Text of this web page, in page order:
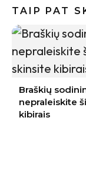
TAIP PAT
Braškių
nepraleiskite
kibirais